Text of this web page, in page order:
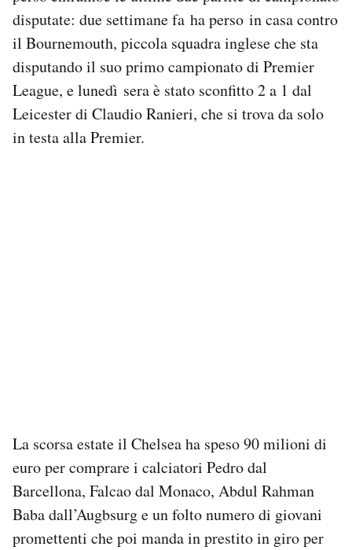
disputate: due settimane fa ha perso in casa contro
il Bournemouth, piccola squadra inglese che sta
disputando il suo primo campionato di Premier
League, e lunedì sera è stato sconfitto 2 a 1 dal
Leicester di Claudio Ranieri, che si trova da solo
in testa alla Premier.
La scorsa estate il Chelsea ha speso 90 milioni di
euro per comprare i calciatori Pedro dal
Barcellona, Falcao dal Monaco, Abdul Rahman
Baba dall’Augbsurg e un folto numero di giovani
promettenti che poi manda in prestito in giro per